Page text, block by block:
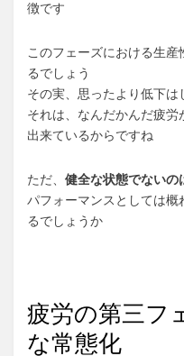
徴です
このフェーズにおける生
るでしょう
その実、思ったより低下は
それは、なんだかんだ疲
出来ているからですね
ただ、 健全な状態でないの
パフォーマンスとしては概
るでしょうか
疲労の第三フ
な常態化